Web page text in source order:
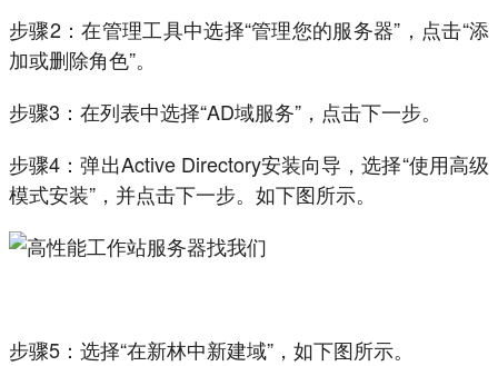
步骤2：在管理工具中选择“管理您的服务器”，点击“添
加或删除角色”。
步骤3：在列表中选择“AD域服务”，点击下一步。
步骤4：弹出Active Directory安装向导，选择“使用高级
模式安装”，并点击下一步。如下图所示。
步骤5：选择“在新林中新建域”，如下图所示。